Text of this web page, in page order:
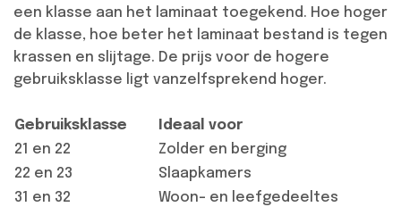
een klasse aan het laminaat toegekend. Hoe hoger
de klasse, hoe beter het laminaat bestand is tegen
krassen en slijtage. De prijs voor de hogere
gebruiksklasse ligt vanzelfsprekend hoger.
Gebruiksklasse
Ideaal voor
21 en 22
Zolder en berging
22 en 23
Slaapkamers
31 en 32
Woon- en leefgedeeltes